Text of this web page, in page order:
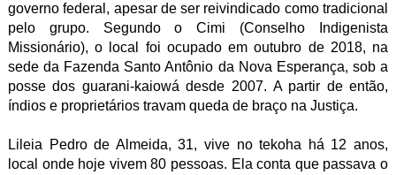
governo federal, apesar de ser reivindicado como tradicional
pelo grupo. Segundo o Cimi (Conselho Indigenista
Missionário), o local foi ocupado em outubro de 2018, na
sede da Fazenda Santo Antônio da Nova Esperança, sob a
posse dos guarani-kaiowá desde 2007. A partir de então,
índios e proprietários travam queda de braço na Justiça.
Lileia Pedro de Almeida, 31, vive no tekoha há 12 anos,
local onde hoje vivem 80 pessoas. Ela conta que passava o